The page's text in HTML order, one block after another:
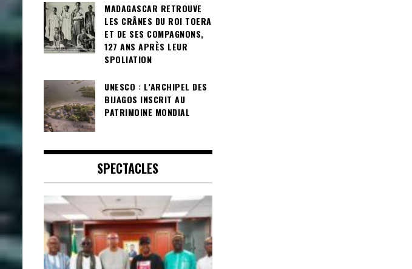
MADAGASCAR RETROUVE
LES CRÂNES DU ROI TOERA
ET DE SES COMPAGNONS,
127 ANS APRÈS LEUR
SPOLIATION
UNESCO : L’ARCHIPEL DES
BIJAGOS INSCRIT AU
PATRIMOINE MONDIAL
SPECTACLES